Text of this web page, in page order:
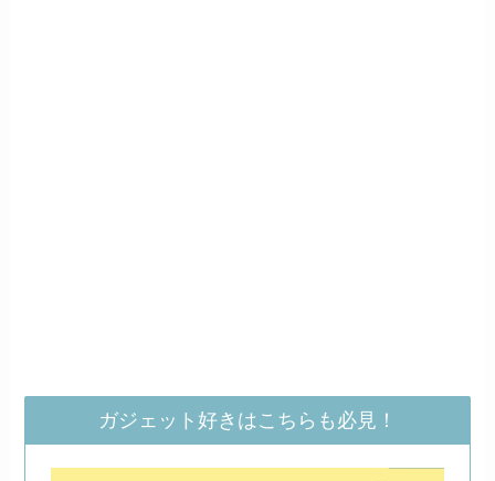
ガジェット好きはこちらも必見！